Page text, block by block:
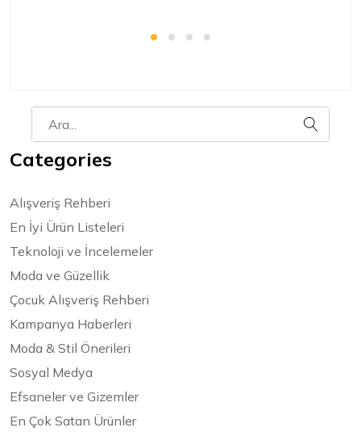
Categories
Alışveriş Rehberi
En İyi Ürün Listeleri
Teknoloji ve İncelemeler
Moda ve Güzellik
Çocuk Alışveriş Rehberi
Kampanya Haberleri
Moda & Stil Önerileri
Sosyal Medya
Efsaneler ve Gizemler
En Çok Satan Ürünler